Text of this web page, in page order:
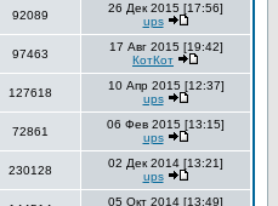
92089
26 Дек 2015 [17:56]
ups
97463
17 Авг 2015 [19:42]
КотКот
127618
10 Апр 2015 [12:37]
ups
72861
06 Фев 2015 [13:15]
ups
230128
02 Дек 2014 [13:21]
ups
05 Окт 2014 [13:49]